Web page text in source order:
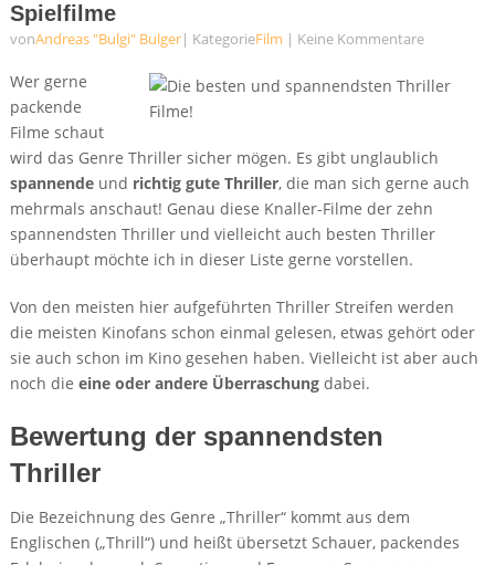
Spielfilme
vonAndreas "Bulgi" Bulger| KategorieFilm | Keine Kommentare
Wer gerne
packende
Filme schaut
wird das Genre Thriller sicher mögen. Es gibt unglaublich
spannendeund richtig gute Thriller, die man sich gerne auch
mehrmals anschaut! Genau diese Knaller-Filme der zehn
spannendsten Thriller und vielleicht auch besten Thriller
überhaupt möchte ich in dieser Liste gerne vorstellen.
Von den meisten hier aufgeführten Thriller Streifen werden
die meisten Kinofans schon einmal gelesen, etwas gehört oder
sie auch schon im Kino gesehen haben. Vielleicht ist aber auch
noch die eine oder andere Überraschungdabei.
Bewertung der spannendsten
Thriller
Die Bezeichnung des Genre „Thriller“ kommt aus dem
Englischen („Thrill“) und heißt übersetzt Schauer, packendes